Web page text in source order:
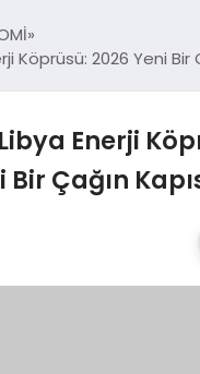
Köprüsü: 2026 Yeni Bir
Enerji
Çağın